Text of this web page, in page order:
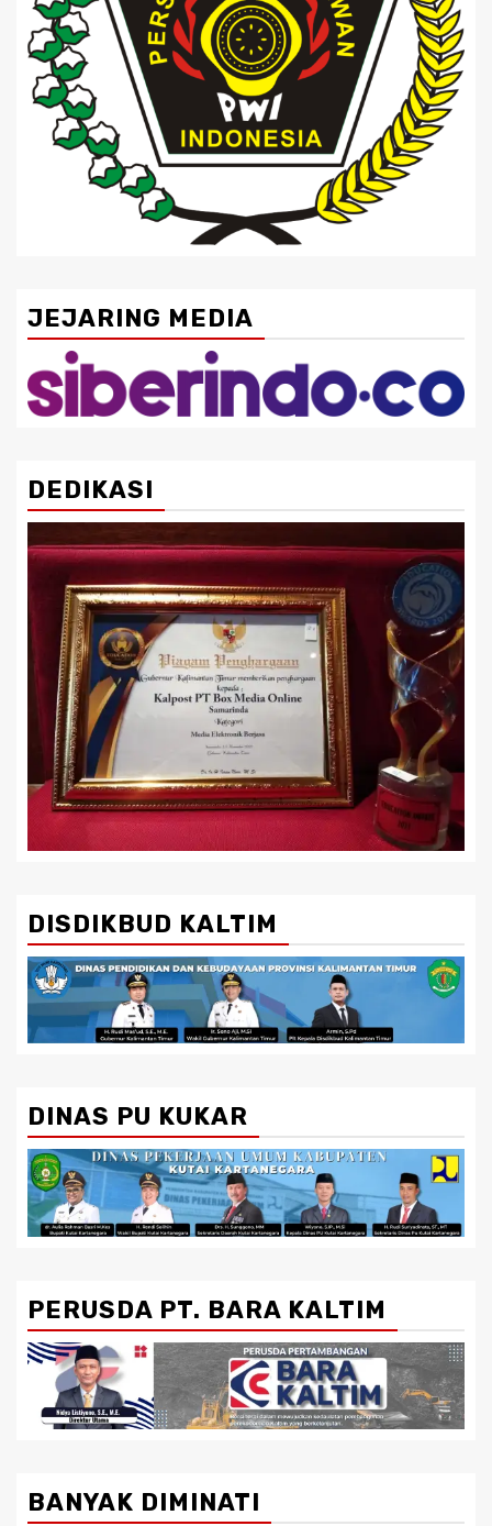
JEJARING MEDIA
DEDIKASI
DISDIKBUD KALTIM
DINAS PU KUKAR
PERUSDA PT. BARA KALTIM
BANYAK DIMINATI